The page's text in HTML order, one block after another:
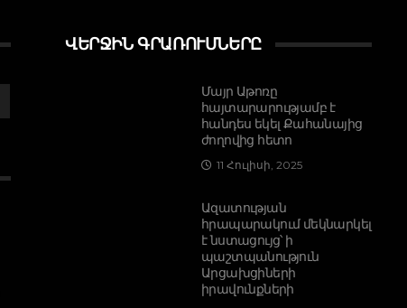
ՎԵՐՋԻՆ ԳՐԱՌՈՒՄՆԵՐԸ
Մայր Աթոռը
հայտարարությամբ է
հանդես եկել Քահանայից
ժողովից հետո
11 Հուլիսի, 2025
Ազատության
հրապարակում մեկնարկել
է նստացույց՝ ի
պաշտպանություն
Արցախցիների
իրավունքների